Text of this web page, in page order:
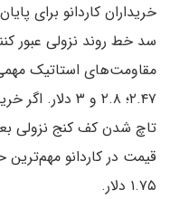
خریداران کاردانو برای
سد خط روند نزولی عبور
مقاومت‌های استاتیک
۲.۴۷؛ ۲.۸ و ۳
تاچ شدن کف کنج نزولی
۱.۷۵ دلار.